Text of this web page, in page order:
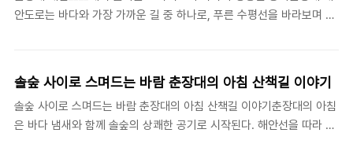
안도로는 바다와 가장 가까운 길 중 하나로, 푸른 수평선을 바라보며 달
간 전망대에 차를 세우면 시원하게 펼쳐진 해안선이 눈앞에 펼쳐지며,
멀리 보이는 섬들이 점점처럼 떠 있다. 특히 해 질 무렵에는 붉은 노을이
바다를 물들이며 여행의 피로를 잊게 만든다. 운전대 너머로 보이는 춘
장대의 바다는 그 자체로 완벽한 풍경이다.
솔숲 사이로 스며드는 바람 춘장대의 아침 산책길 이야기
솔숲 사이로 스며드는 바람 춘장대의 아침 산책길 이야기춘장대의 아침
은 바다 냄새와 함께 솔숲의 상쾌한 공기로 시작된다. 해안선을 따라 이